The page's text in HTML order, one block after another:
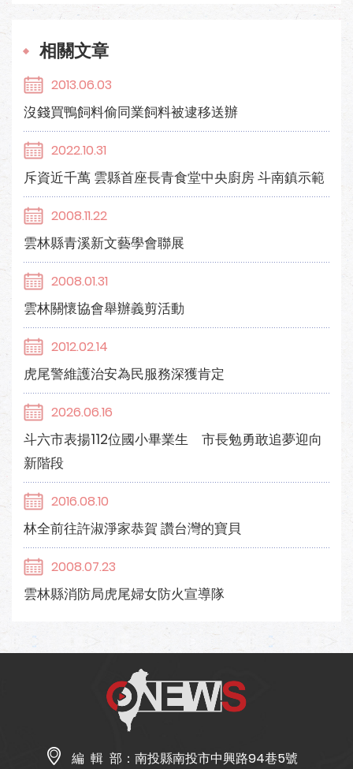
相關文章
2013.06.03
沒錢買鴨飼料偷同業飼料被逮移送辦
2022.10.31
斥資近千萬 雲縣首座長青食堂中央廚房 斗南鎮示範
2008.11.22
雲林縣青溪新文藝學會聯展
2008.01.31
雲林關懷協會舉辦義剪活動
2012.02.14
虎尾警維護治安為民服務深獲肯定
2026.06.16
斗六市表揚112位國小畢業生 市長勉勇敢追夢迎向
新階段
2016.08.10
林全前往許淑淨家恭賀 讚台灣的寶貝
2008.07.23
雲林縣消防局虎尾婦女防火宣導隊
編 輯 部： 南投縣南投市中興路94巷5號